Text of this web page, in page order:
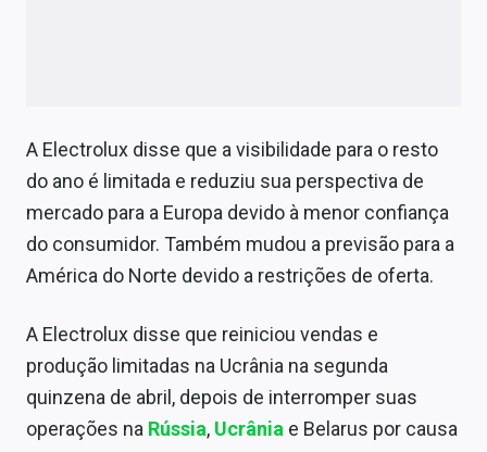
A Electrolux disse que a visibilidade para o resto
do ano é limitada e reduziu sua perspectiva de
mercado para a Europa devido à menor confiança
do consumidor. Também mudou a previsão para a
América do Norte devido a restrições de oferta.
A Electrolux disse que reiniciou vendas e
produção limitadas na Ucrânia na segunda
quinzena de abril, depois de interromper suas
operações na Rússia, Ucrânia e Belarus por causa